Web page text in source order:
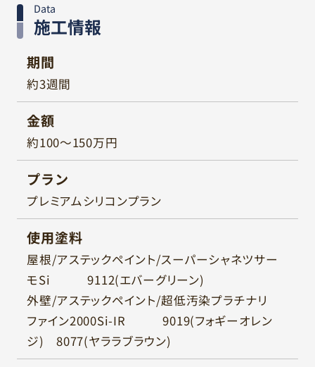
施工情報
Data
期間
約3週間
金額
約100～150万円
プラン
プレミアムシリコンプラン
使用塗料
屋根/アステックペイント/スーパーシャネツサー
モSi 9112(エバーグリーン)
外壁/アステックペイント/超低汚染プラチナリ
ファイン2000Si-IR 9019(フォギーオレン
ジ) 8077(ヤララブラウン)